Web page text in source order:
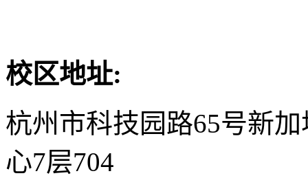
校区地址:
杭州市科技园路65号新
心7层704